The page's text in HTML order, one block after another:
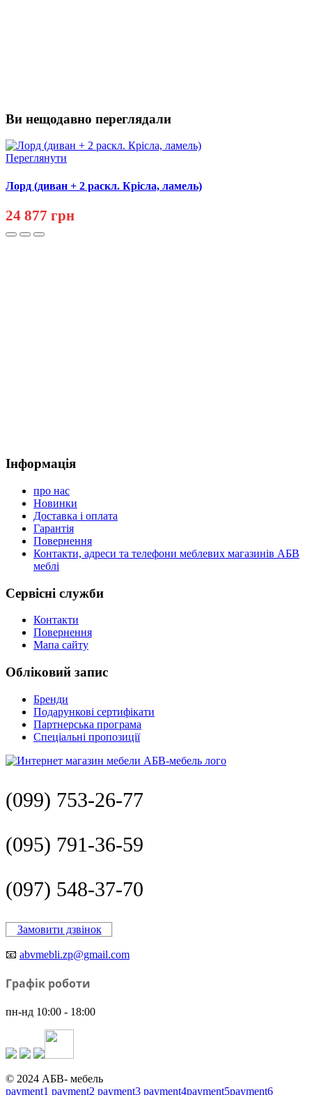
Ви нещодавно переглядали
Переглянути
Лорд (диван + 2 раскл. Крісла, ламель)
24 877 грн
Інформація
про нас
Новинки
Доставка і оплата
Гарантія
Повернення
Контакти, адреси та телефони меблевих магазинів АБВ
меблі
Сервісні служби
Контакти
Повернення
Мапа сайту
Обліковий запис
Бренди
Подарункові сертифікати
Партнерська програма
Спеціальні пропозиції
(099) 753-26-77
(095) 791-36-59
(097) 548-37-70
Замовити дзвінок
📧 abvmebli.zp@gmail.com
Графік роботи
пн-нд 10:00 - 18:00
© 2024 АБВ- мебель
payment1 payment2 payment3 payment4payment5payment6